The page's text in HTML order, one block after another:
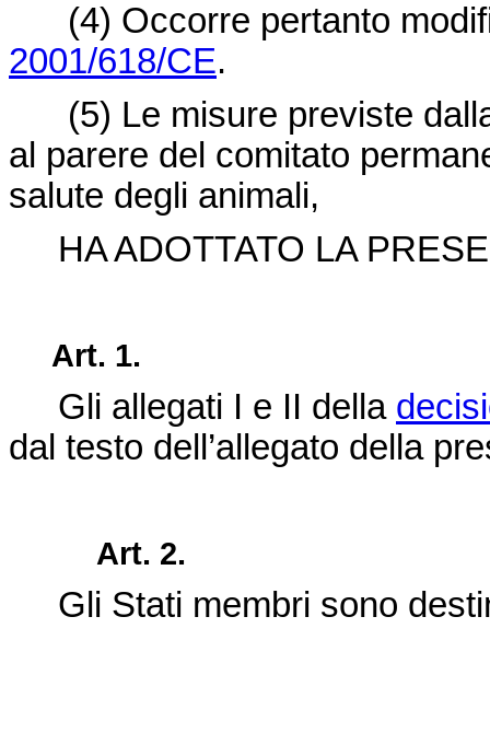
(4) Occorre pertanto
2001/618/CE.
(5) Le misure previste
al parere del comitato
salute degli animali,
HA ADOTTATO LA
Art. 1.
Gli allegati I e II della
dal testo dell’allegato della
Art. 2.
Gli Stati membri sono